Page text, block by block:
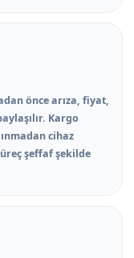
önce arıza, fiyat,
Kargo
cihaz
şeffaf şekilde